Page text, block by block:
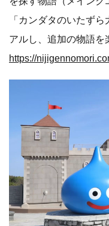
「カンダタのいたず
アルし、追加の物語を
https://